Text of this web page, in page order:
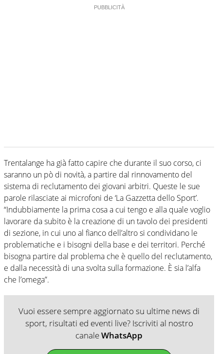
Trentalange ha già fatto capire che durante il suo corso, ci
saranno un pò di novità, a partire dal rinnovamento del
sistema di reclutamento dei giovani arbitri. Queste le sue
parole rilasciate ai microfoni de ‘La Gazzetta dello Sport’.
“Indubbiamente la prima cosa a cui tengo e alla quale voglio
lavorare da subito è la creazione di un tavolo dei presidenti
di sezione, in cui uno al fianco dell’altro si condividano le
problematiche e i bisogni della base e dei territori. Perché
bisogna partire dal problema che è quello del reclutamento,
e dalla necessità di una svolta sulla formazione. È sia l’alfa
che l’omega”.
Vuoi essere sempre aggiornato su ultime news di
sport, risultati ed eventi live? Iscriviti al nostro
canaleWhatsApp